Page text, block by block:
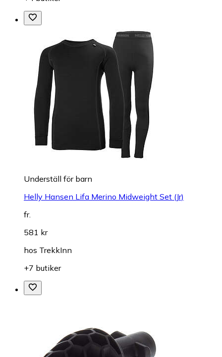
Underställ för barn
Helly Hansen Lifa Merino Midweight Set (Jr)
fr.
581 kr
hos TrekkInn
+7 butiker